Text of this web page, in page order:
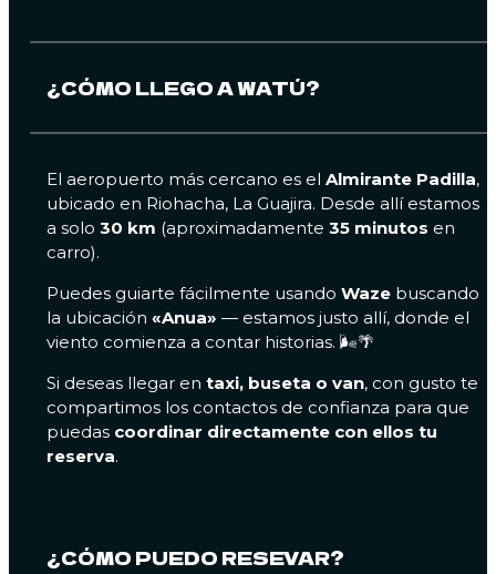
¿CÓMO LLEGO A WATÚ?
El aeropuerto más cercano es elAlmirante Padilla,
ubicado en Riohacha, La Guajira. Desde allí estamos
a solo30 km (aproximadamente35 minutos en
carro).
Puedes guiarte fácilmente usandoWaze buscando
la ubicación«Anua» — estamos justo allí, donde el
viento comienza a contar historias. 🌬️🌴
Si deseas llegar entaxi, buseta o van, con gusto te
compartimos los contactos de confianza para que
puedas coordinar directamente con ellos tu
reserva.
¿CÓMO PUEDO RESEVAR?